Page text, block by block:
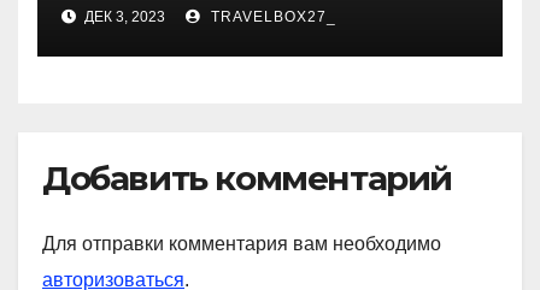
знаковые достижения
ДЕК 3, 2023 TRAVELBOX27_
Добавить комментарий
Для отправки комментария вам необходимо
авторизоваться.